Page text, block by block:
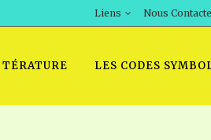
Liens Nous
LES CODES